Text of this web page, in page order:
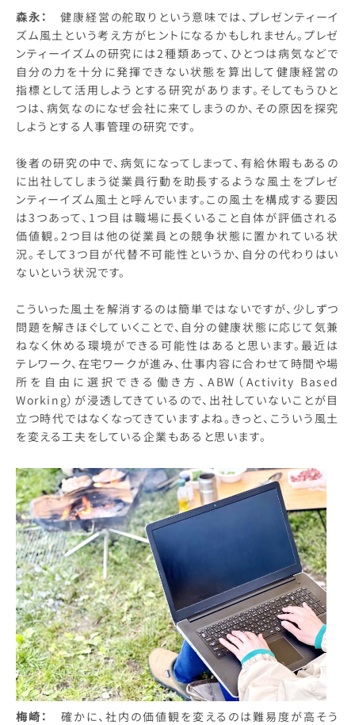
森永：健康経営の舵取りという意味では、プレゼンティーイ
ズム風土という考え方がヒントになるかもしれません。プレゼ
ンティーイズムの研究には2種類あって、ひとつは病気などで
自分の力を十分に発揮できない状態を算出して健康経営の
指標として活用しようとする研究があります。そしてもうひと
つは、病気なのになぜ会社に来てしまうのか、その原因を探究
しようとする人事管理の研究です。
後者の研究の中で、病気になってしまって、有給休暇もあるの
に出社してしまう従業員行動を助長するような風土をプレゼ
ンティーイズム風土と呼んでいます。この風土を構成する要因
は3つあって、1つ目は職場に長くいること自体が評価される
価値観。2つ目は他の従業員との競争状態に置かれている状
況。そして3つ目が代替不可能性というか、自分の代わりはい
ないという状況です。
こういった風土を解消するのは簡単ではないですが、少しずつ
問題を解きほぐしていくことで、自分の健康状態に応じて気兼
ねなく休める環境ができる可能性はあると思います。最近は
テレワーク、在宅ワークが進み、仕事内容に合わせて時間や場
所を自由に選択できる働き方、ABW（Activity Based
Working）が浸透してきているので、出社していないことが目
立つ時代ではなくなってきていますよね。きっと、こういう風土
を変える工夫をしている企業もあると思います。
梅崎：
確かに、社内の価値観を変えるのは難易度が高そう